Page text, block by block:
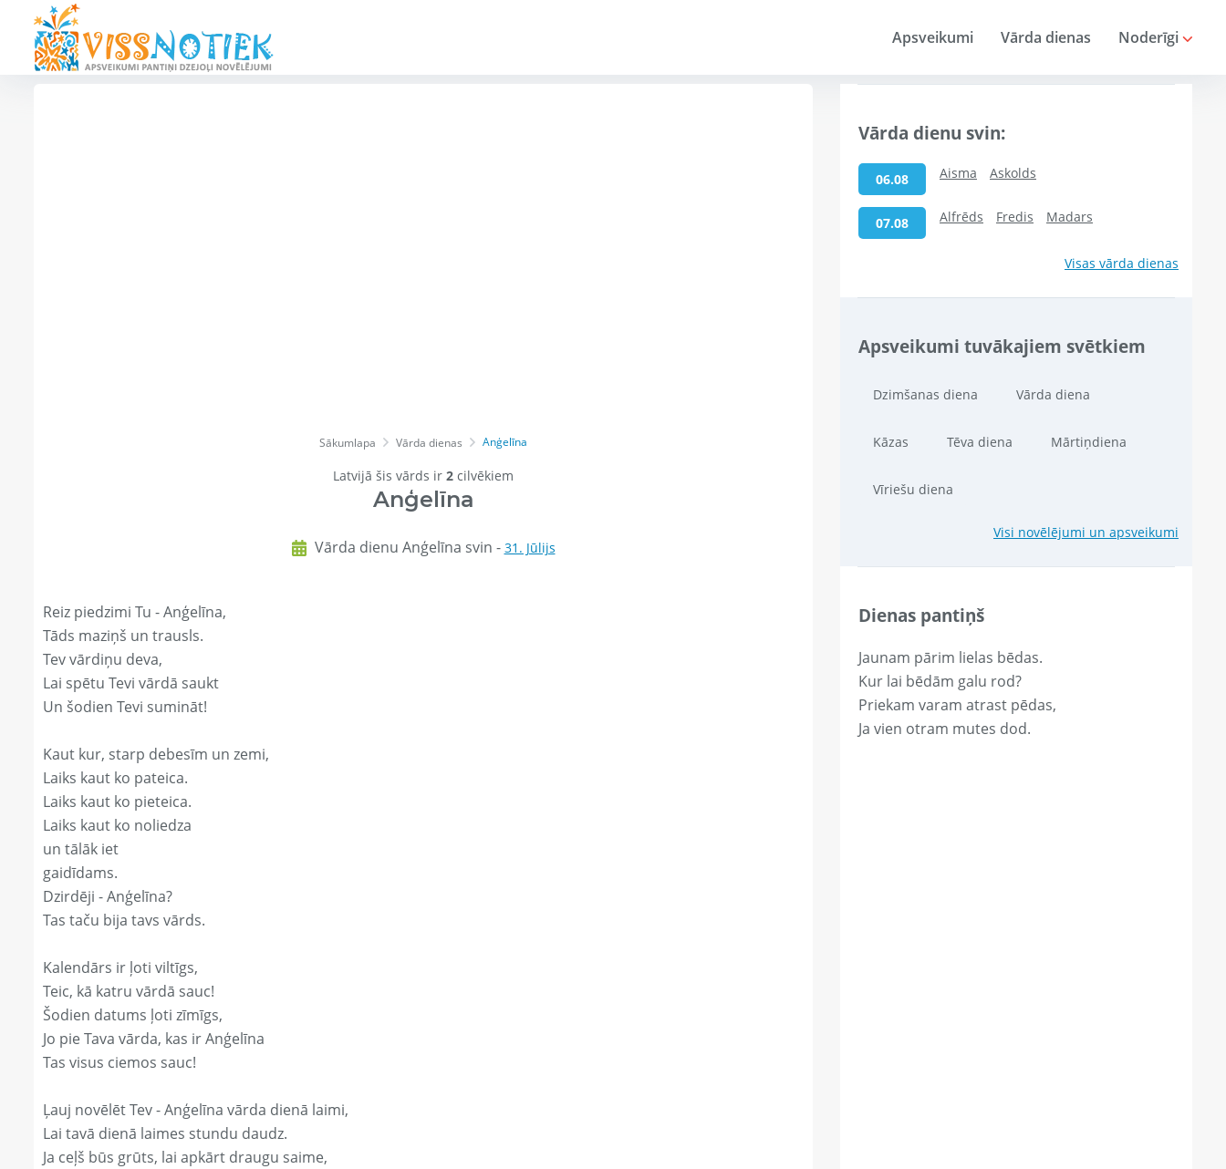
Apsveikumi Vārda dienas Noderīgi
Sākumlapa Vārda dienas Anģelīna
Latvijā šis vārds ir 2 cilvēkiem
Anģelīna
Vārda dienu Anģelīna svin - 31. Jūlijs
Reiz piedzimi Tu - Anģelīna,
Tāds maziņš un trausls.
Tev vārdiņu deva,
Lai spētu Tevi vārdā saukt
Un šodien Tevi sumināt!
Kaut kur, starp debesīm un zemi,
Laiks kaut ko pateica.
Laiks kaut ko pieteica.
Laiks kaut ko noliedza
un tālāk iet
gaidīdams.
Dzirdēji - Anģelīna?
Tas taču bija tavs vārds.
Kalendārs ir ļoti viltīgs,
Teic, kā katru vārdā sauc!
Šodien datums ļoti zīmīgs,
Jo pie Tava vārda, kas ir Anģelīna
Tas visus ciemos sauc!
Ļauj novēlēt Tev - Anģelīna vārda dienā laimi,
Lai tavā dienā laimes stundu daudz.
Ja ceļš būs grūts, lai apkārt draugu saime,
Vārda dienu svin:
06.08 Aisma Askolds
07.08 Alfrēds Fredis Madars
Visas vārda dienas
Apsveikumi tuvākajiem svētkiem
Dzimšanas diena Vārda diena
Kāzas Tēva diena Mārtiņdiena
Vīriešu diena
Visi novēlējumi un apsveikumi
Dienas pantiņš
Jaunam pārim lielas bēdas.
Kur lai bēdām galu rod?
Priekam varam atrast pēdas,
Ja vien otram mutes dod.